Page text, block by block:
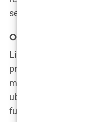
se revitalizirano.
Ostale primjene
Lipofiling je
primijeniti i na
može se koristiti za
ublažavanje strija
funkcionalnosti